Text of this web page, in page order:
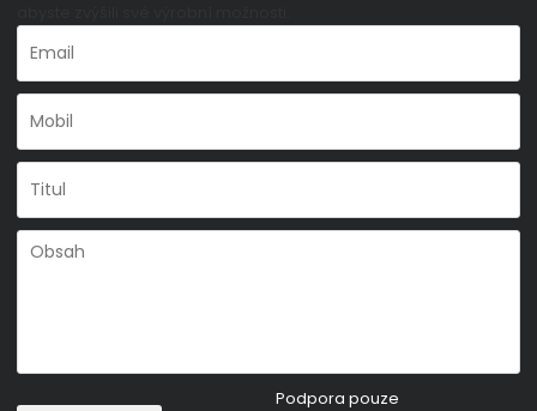
Podpora pouze